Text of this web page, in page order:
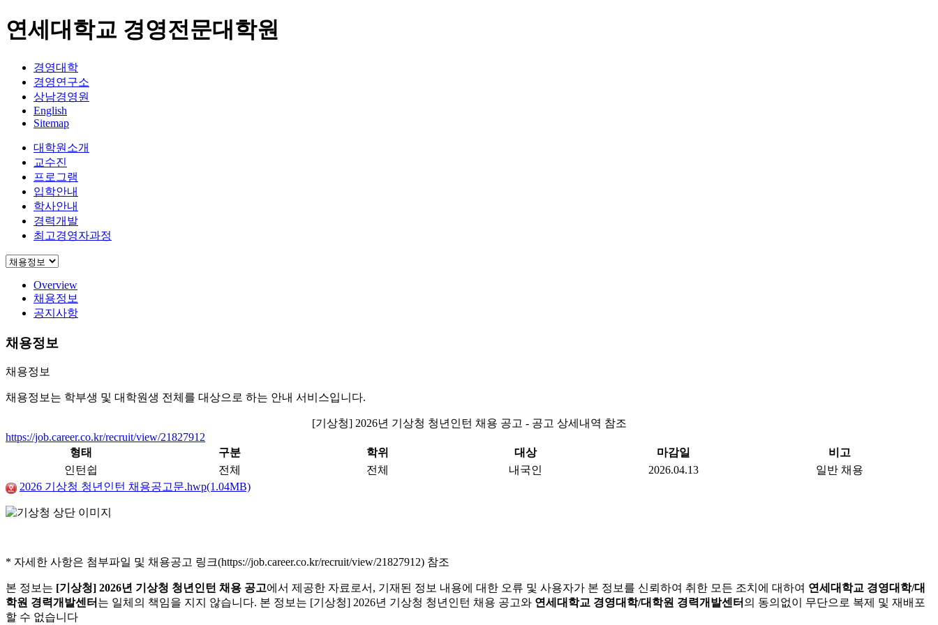
연세대학교 경영전문대학원
경영대학
경영연구소
상남경영원
English
Sitemap
대학원소개
교수진
프로그램
입학안내
학사안내
경력개발
최고경영자과정
Overview
채용정보
공지사항
채용정보
채용정보
채용정보는 학부생 및 대학원생 전체를 대상으로 하는 안내 서비스입니다.
[기상청] 2026년 기상청 청년인턴 채용 공고 - 공고 상세내역 참조
https://job.career.co.kr/recruit/view/21827912
형태
구분 학위 대상 마감일
비고
인턴쉽
전체 전체 내국인 2026.04.13
일반 채용
2026 기상청 청년인턴 채용공고문.hwp(1.04MB)
* 자세한 사항은 첨부파일 및 채용공고 링크(https://job.career.co.kr/recruit/view/21827912) 참조
본 정보는 [기상청] 2026년 기상청 청년인턴 채용 공고에서 제공한 자료로서, 기재된 정보 내용에 대한 오류 및 사용자가 본 정보를 신뢰하여 취한 모든 조치에 대하여 연세대학교 경영대학/대
학원 경력개발센터 는 일체의 책임을 지지 않습니다. 본 정보는 [기상청] 2026년 기상청 청년인턴 채용 공고와 연세대학교 경영대학/대학원 경력개발센터 의 동의없이 무단으로 복제 및 재배포
할 수 없습니다